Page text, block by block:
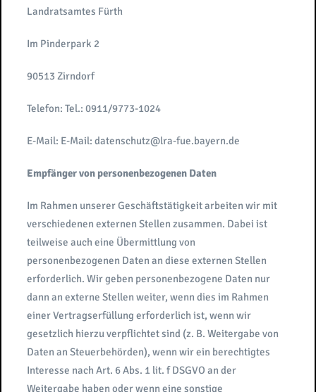
Landratsamtes Fürth
Im Pinderpark 2
90513 Zirndorf
Telefon: Tel.: 0911/9773-1024
E-Mail: E-Mail: datenschutz@lra-fue.bayern.de
Empfänger von personenbezogenen Daten
Im Rahmen unserer Geschäftstätigkeit arbeiten wir mit
verschiedenen externen Stellen zusammen. Dabei ist
teilweise auch eine Übermittlung von
personenbezogenen Daten an diese externen Stellen
erforderlich. Wir geben personenbezogene Daten nur
dann an externe Stellen weiter, wenn dies im Rahmen
einer Vertragserfüllung erforderlich ist, wenn wir
gesetzlich hierzu verpflichtet sind (z. B. Weitergabe von
Daten an Steuerbehörden), wenn wir ein berechtigtes
Interesse nach Art. 6 Abs. 1 lit. f DSGVO an der
Weitergabe haben oder wenn eine sonstige